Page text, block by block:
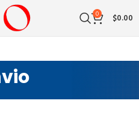
0 $0.00